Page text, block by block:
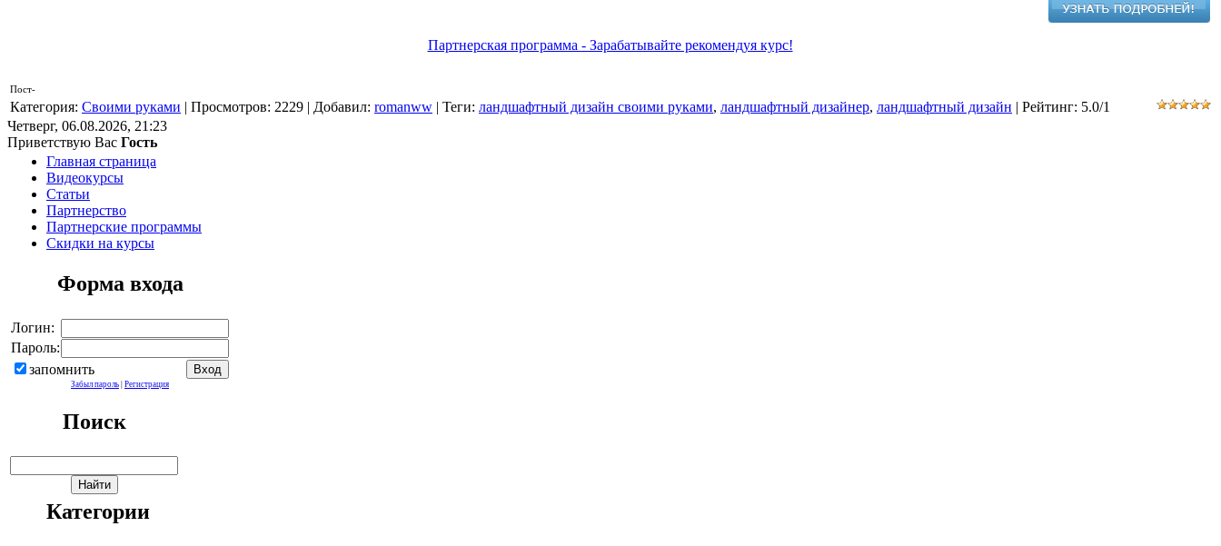
Партнерская программа - Зарабатывайте рекомендуя курс!
Пост-
Категория: Своими руками | Просмотров: 2229 | Добавил: romanww | Теги: ландшафтный дизайн своими руками, ландшафтный дизайнер, ландшафтный дизайн | Рейтинг: 5.0/1
Четверг, 06.08.2026, 21:23
Приветствую Вас Гость
Главная страница
Видеокурсы
Статьи
Партнерство
Партнерские программы
Скидки на курсы
Форма входа
Логин:
Пароль:
запомнить
Забыл пароль Регистрация
Поиск
Категории